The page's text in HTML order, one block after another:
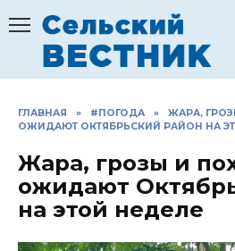
содержанию
ГЛАВНАЯ » #ПОГОДА »
ЖАРА,
ОЖИДАЮТ ОКТЯБРЬСКИЙ РАЙОН НА
Жара, грозы и
ожидают
на этой неделе